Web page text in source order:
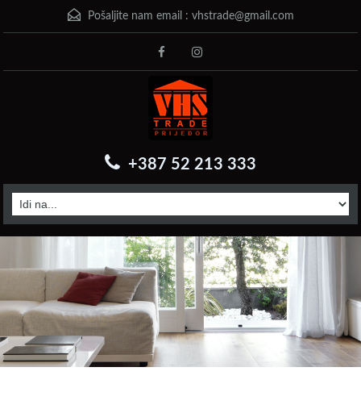
Pošaljite nam email : vhstrade@gmail.com
+387 52 213 333